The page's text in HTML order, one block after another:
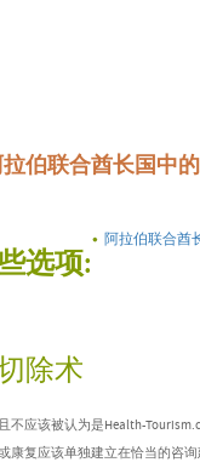
伯联合酋长国中
选项:
阿拉伯联合酋
除术
不应该被认为是Health-
康复应该单独建立在恰当的咨